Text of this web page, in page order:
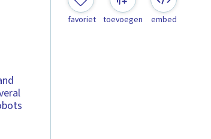
favoriet toevoegen embed